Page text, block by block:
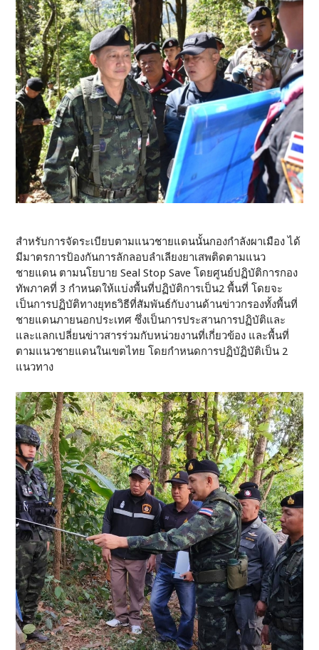
สำหรับการจัดระเบียบตามแนวชายแดนนั้นกองกำลังผาเมือง ได้
มีมาตรการป้องกันการลักลอบลำเลียงยาเสพติดตามแนว
ชายแดน ตามนโยบาย Seal Stop Save โดยศูนย์ปฏิบัติการกอง
ทัพภาคที่ 3 กำหนดให้แบ่งพื้นที่ปฏิบัติการเป็น2 พื้นที่ โดยจะ
เป็นการปฏิบัติทางยุทธวิธีที่สัมพันธ์กับงานด้านข่าวกรองทั้งพื้นที่
ชายแดนภายนอกประเทศ ซึ่งเป็นการประสานการปฏิบัติและ
และแลกเปลี่ยนข่าวสารร่วมกับหน่วยงานที่เกี่ยวข้อง และพื้นที่
ตามแนวชายแดนในเขตไทย โดยกำหนดการปฏิบัฏิบัติเป็น 2
แนวทาง